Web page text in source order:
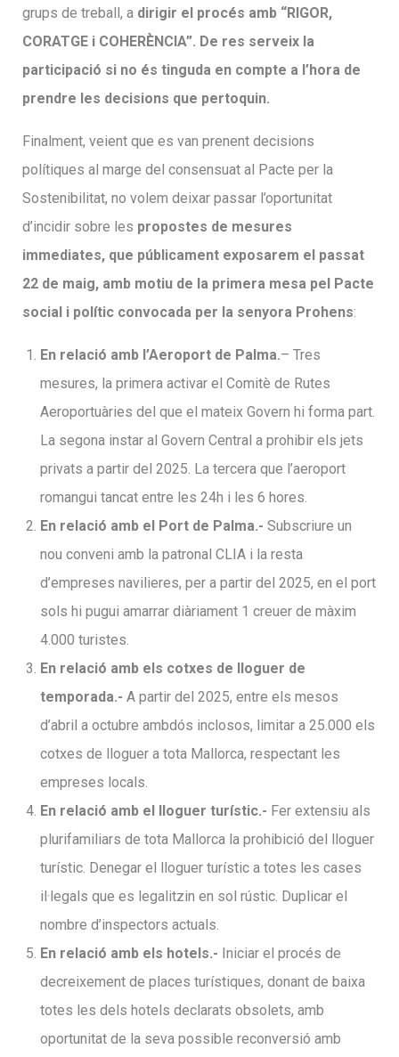
grups de treball, a dirigir el procés amb “RIGOR,
CORATGE i COHERÈNCIA”. De res serveix la
participació si no és tinguda en compte a l’hora de
prendre les decisions que pertoquin.
Finalment, veient que es van prenent decisions
polítiques al marge del consensuat al Pacte per la
Sostenibilitat, no volem deixar passar l’oportunitat
d’incidir sobre les propostes de mesures
immediates, que públicament exposarem el passat
22 de maig, amb motiu de la primera mesa pel Pacte
social i polític convocada per la senyora Prohens:
En relació amb l’Aeroport de Palma.– Tres
mesures, la primera activar el Comitè de Rutes
Aeroportuàries del que el mateix Govern hi forma part.
La segona instar al Govern Central a prohibir els jets
privats a partir del 2025. La tercera que l’aeroport
romangui tancat entre les 24h i les 6 hores.
En relació amb el Port de Palma.- Subscriure un
nou conveni amb la patronal CLIA i la resta
d’empreses navilieres, per a partir del 2025, en el port
sols hi pugui amarrar diàriament 1 creuer de màxim
4.000 turistes.
En relació amb els cotxes de lloguer de
temporada.- A partir del 2025, entre els mesos
d’abril a octubre ambdós inclosos, limitar a 25.000 els
cotxes de lloguer a tota Mallorca, respectant les
empreses locals.
En relació amb el lloguer turístic.- Fer extensiu als
plurifamiliars de tota Mallorca la prohibició del lloguer
turístic. Denegar el lloguer turístic a totes les cases
il·legals que es legalitzin en sol rústic. Duplicar el
nombre d’inspectors actuals.
En relació amb els hotels.- Iniciar el procés de
decreixement de places turístiques, donant de baixa
totes les dels hotels declarats obsolets, amb
oportunitat de la seva possible reconversió amb